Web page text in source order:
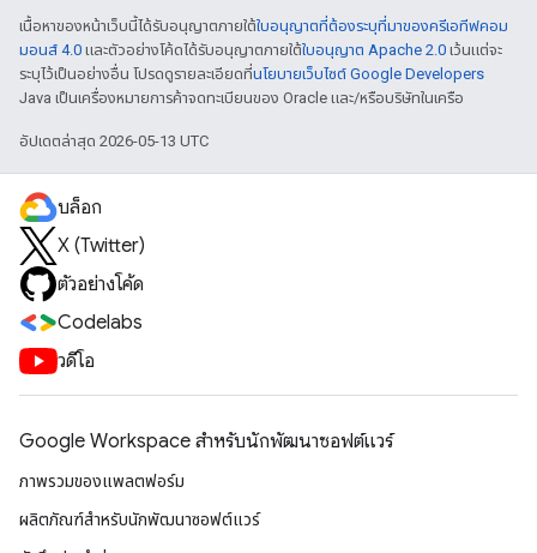
เนื้อหาของหน้าเว็บนี้ได้รับอนุญาตภายใต้ใบอนุญาตที่ต้องระบุที่มาของครีเอทีฟคอม
มอนส์ 4.0 และตัวอย่างโค้ดได้รับอนุญาตภายใต้ใบอนุญาต Apache 2.0 เว้นแต่จะ
ระบุไว้เป็นอย่างอื่น โปรดดูรายละเอียดที่นโยบายเว็บไซต์ Google Developers
Java เป็นเครื่องหมายการค้าจดทะเบียนของ Oracle และ/หรือบริษัทในเครือ
อัปเดตล่าสุด 2026-05-13 UTC
บล็อก
X (Twitter)
ตัวอย่างโค้ด
Codelabs
วิดีโอ
Google Workspace สําหรับนักพัฒนาซอฟต์แวร์
ภาพรวมของแพลตฟอร์ม
ผลิตภัณฑ์สําหรับนักพัฒนาซอฟต์แวร์